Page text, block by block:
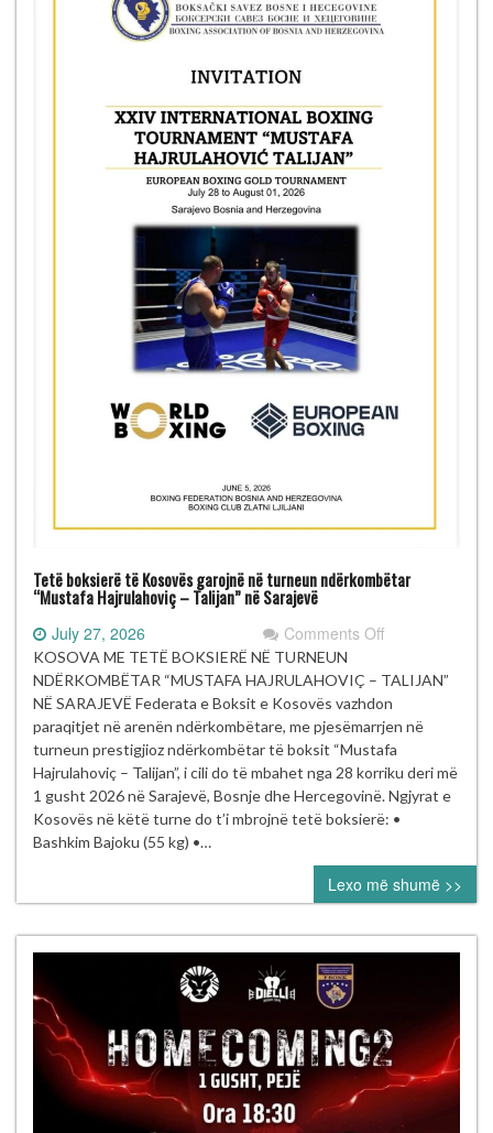
Tetë boksierë të Kosovës garojnë në turneun ndërkombëtar
“Mustafa Hajrulahoviç – Talijan” në Sarajevë
July 27, 2026 Comments Offon
boksierë
të Kosovës
garojnë
në turneun
ndërkombëtar
“Mustafa
–
Sarajevë
KOSOVA ME TETË BOKSIERË NË TURNEUN
NDËRKOMBËTAR “MUSTAFA HAJRULAHOVIÇ – TALIJAN”
NË SARAJEVË Federata e Boksit e Kosovës vazhdon
paraqitjet në arenën ndërkombëtare, me pjesëmarrjen në
turneun prestigjioz ndërkombëtar të boksit “Mustafa
Hajrulahoviç – Talijan”, i cili do të mbahet nga 28 korriku deri më
1 gusht 2026 në Sarajevë, Bosnje dhe Hercegovinë. Ngjyrat e
Kosovës në këtë turne do t’i mbrojnë tetë boksierë: •
Bashkim Bajoku (55 kg) •…
Lexo më shumë >>